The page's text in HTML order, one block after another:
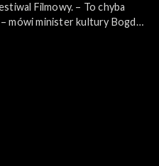
Filmowy. – To chyba
mówi minister kultury Bogdan
są dwa polskie